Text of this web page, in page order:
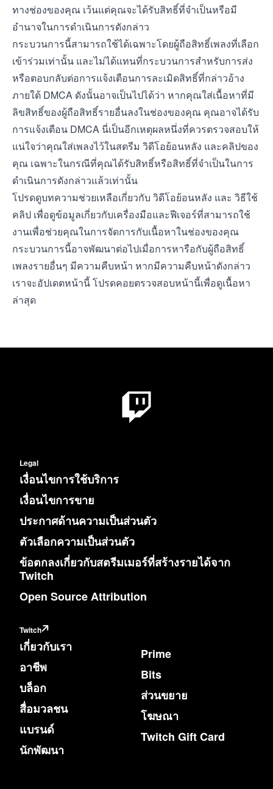
ทางช่องของคุณ เว้นแต่คุณจะได้รับสิทธิ์ที่จำเป็นหรือมี
อำนาจในการดำเนินการดังกล่าว
กระบวนการนี้สามารถใช้ได้เฉพาะโดยผู้ถือสิทธิ์เพลงที่เลือก
เข้าร่วมเท่านั้น และไม่ได้แทนที่กระบวนการสำหรับการส่ง
หรือตอบกลับต่อการแจ้งเตือนการละเมิดสิทธิ์ที่กล่าวอ้าง
ภายใต้ DMCA ดังนั้นอาจเป็นไปได้ว่า หากคุณใส่เนื้อหาที่มี
ลิขสิทธิ์ของผู้ถือสิทธิ์รายอื่นลงในช่องของคุณ คุณอาจได้รับ
การแจ้งเตือน DMCA นี่เป็นอีกเหตุผลหนึ่งที่ควรตรวจสอบให้
แน่ใจว่าคุณใส่เพลงไว้ในสตรีม วิดีโอย้อนหลัง และคลิปของ
คุณ เฉพาะในกรณีที่คุณได้รับสิทธิ์หรือสิทธิ์ที่จำเป็นในการ
ดำเนินการดังกล่าวแล้วเท่านั้น
โปรดดูบทความช่วยเหลือเกี่ยวกับ วิดีโอย้อนหลัง และ วิธีใช้
คลิป เพื่อดูข้อมูลเกี่ยวกับเครื่องมือและฟีเจอร์ที่สามารถใช้
งานเพื่อช่วยคุณในการจัดการกับเนื้อหาในช่องของคุณ
กระบวนการนี้อาจพัฒนาต่อไปเมื่อการหารือกับผู้ถือสิทธิ์
เพลงรายอื่นๆ มีความคืบหน้า หากมีความคืบหน้าดังกล่าว
เราจะอัปเดตหน้านี้ โปรดคอยตรวจสอบหน้านี้เพื่อดูเนื้อหา
ล่าสุด
Legal
เงื่อนไขการใช้บริการ
เงื่อนไขการขาย
ประกาศด้านความเป็นส่วนตัว
ตัวเลือกความเป็นส่วนตัว
ข้อตกลงเกี่ยวกับสตรีมเมอร์ที่สร้างรายได้จาก
Twitch
Open Source Attribution
Twitch
เกี่ยวกับเรา
อาชีพ
บล็อก
สื่อมวลชน
แบรนด์
นักพัฒนา
Prime
Bits
ส่วนขยาย
โฆษณา
Twitch Gift Card